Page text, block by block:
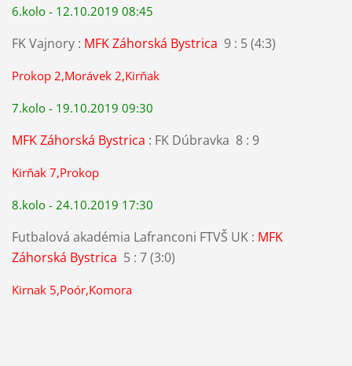
6.kolo - 12.10.2019 08:45
FK Vajnory : MFK Záhorská Bystrica 9 : 5 (4:3)
Prokop 2,Morávek 2,Kirňak
7.kolo - 19.10.2019 09:30
MFK Záhorská Bystrica : FK Dúbravka 8 : 9
Kirňak 7,Prokop
8.kolo - 24.10.2019 17:30
Futbalová akadémia Lafranconi FTVŠ UK : MFK
Záhorská Bystrica 5 : 7 (3:0)
Kirnak 5,Poór,Komora